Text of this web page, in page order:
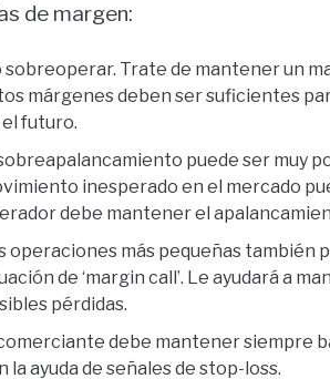
de margen:
sobreoperar. Trate de mantener un
márgenes deben ser suficientes
futuro.
puede ser muy
inesperado en el mercado
debe mantener el
operaciones más pequeñas también
de ‘margin call’. Le ayudará a
pérdidas.
debe mantener siempre
la ayuda de señales de stop-loss.